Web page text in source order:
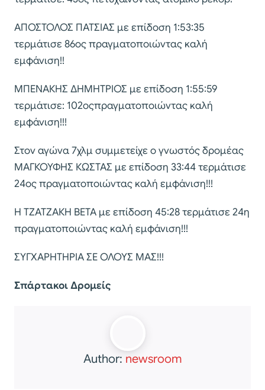
ΑΠΟΣΤΟΛΟΣ ΠΑΤΣΙΑΣ με επίδοση 1:53:35
τερμάτισε 86ος πραγματοποιώντας καλή
εμφάνιση!!
ΜΠΕΝΑΚΗΣ ΔΗΜΗΤΡΙΟΣ με επίδοση 1:55:59
τερμάτισε: 102οςπραγματοποιώντας καλή
εμφάνιση!!!
Στον αγώνα 7χλμ συμμετείχε ο γνωστός δρομέας
ΜΑΓΚΟΥΦΗΣ ΚΩΣΤΑΣ με επίδοση 33:44 τερμάτισε
24ος πραγματοποιώντας καλή εμφάνιση!!!
Η ΤΖΑΤΖΑΚΗ ΒΕΤΑ με επίδοση 45:28 τερμάτισε 24η
πραγματοποιώντας καλή εμφάνιση!!!
ΣΥΓΧΑΡΗΤΗΡΙΑ ΣΕ ΟΛΟΥΣ ΜΑΣ!!!
Σπάρτακοι Δρομείς
Author: newsroom